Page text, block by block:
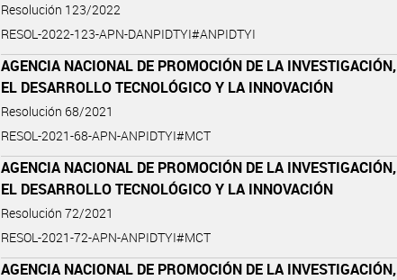
Resolución 123/2022
RESOL-2022-123-APN-DANPIDTYI#ANPIDTYI
AGENCIA NACIONAL DE PROMOCIÓN DE LA INVESTIGACIÓN,
EL DESARROLLO TECNOLÓGICO Y LA INNOVACIÓN
Resolución 68/2021
RESOL-2021-68-APN-ANPIDTYI#MCT
AGENCIA NACIONAL DE PROMOCIÓN DE LA INVESTIGACIÓN,
EL DESARROLLO TECNOLÓGICO Y LA INNOVACIÓN
Resolución 72/2021
RESOL-2021-72-APN-ANPIDTYI#MCT
AGENCIA NACIONAL DE PROMOCIÓN DE LA INVESTIGACIÓN,